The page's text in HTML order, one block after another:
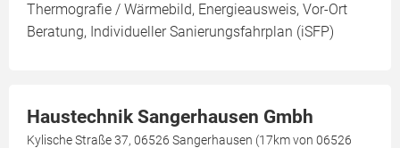
Thermografie / Wärmebild, Energieausweis, Vor-Ort
Beratung, Individueller Sanierungsfahrplan (iSFP)
Haustechnik Sangerhausen Gmbh
Kylische Straße 37, 06526 Sangerhausen (17km von 06526